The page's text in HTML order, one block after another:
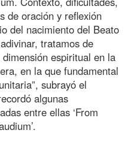
de oración y reflexión
del nacimiento del Beato
tratamos de
espiritual en la
en la que fundamental
subrayó el
algunas
entre ellas ‘From